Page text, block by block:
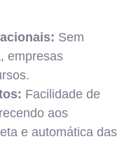
Sem
empresas
Facilidade de
aos
e automática das